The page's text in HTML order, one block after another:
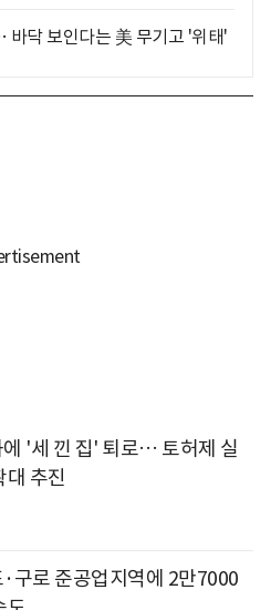
닥 보인다는 美 무기고 '위태'
'세 낀 집' 퇴로… 토허제 실
대 추진
구로 준공업지역에 2만7000